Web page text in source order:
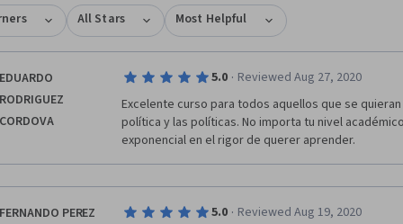
All Stars Most Helpful
EDUARDO
RODRIGUEZ
CORDOVA
5.0 · Reviewed Aug 27, 2020
Excelente curso para todos aquellos que se
política y las políticas. No importa tu nivel
exponencial en el rigor de querer aprender.
FERNANDO PEREZ
5.0 · Reviewed Aug 19, 2020